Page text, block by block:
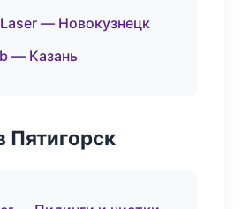
— Новокузнецк
— Казань
Пятигорск